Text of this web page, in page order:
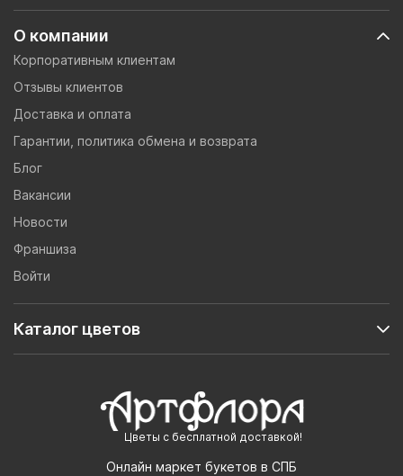
Цветы с бесплатной доставкой!
Онлайн маркет букетов в СПБ
О компании
Корпоративным клиентам
Отзывы клиентов
Доставка и оплата
Гарантии, политика обмена и возврата
Блог
Вакансии
Новости
Франшиза
Войти
Каталог цветов